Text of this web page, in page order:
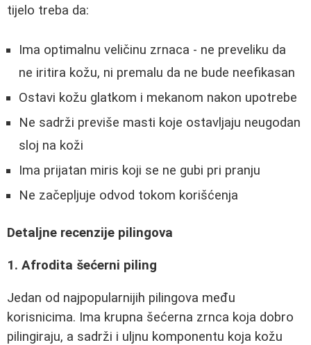
tijelo treba da:
Ima optimalnu veličinu zrnaca - ne preveliku da
ne iritira kožu, ni premalu da ne bude neefikasan
Ostavi kožu glatkom i mekanom nakon upotrebe
Ne sadrži previše masti koje ostavljaju neugodan
sloj na koži
Ima prijatan miris koji se ne gubi pri pranju
Ne začepljuje odvod tokom korišćenja
Detaljne recenzije pilingova
1. Afrodita šećerni piling
Jedan od najpopularnijih pilingova među
korisnicima. Ima krupna šećerna zrnca koja dobro
pilingiraju, a sadrži i uljnu komponentu koja kožu